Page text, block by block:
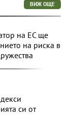
ВИЖ ОЩЕ
на ЕС ще
на риска в
си от